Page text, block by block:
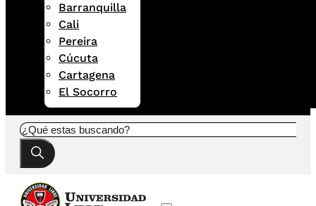
Barranquilla
Cali
Pereira
Cúcuta
Cartagena
El Socorro
Buscar